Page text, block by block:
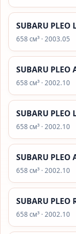
SUBARU PLEO
658 см³ · 2003.05
SUBARU PLEO
658 см³ · 2002.10
SUBARU PLEO
658 см³ · 2002.10
SUBARU PLEO
658 см³ · 2002.10
SUBARU PLEO
658 см³ · 2002.10